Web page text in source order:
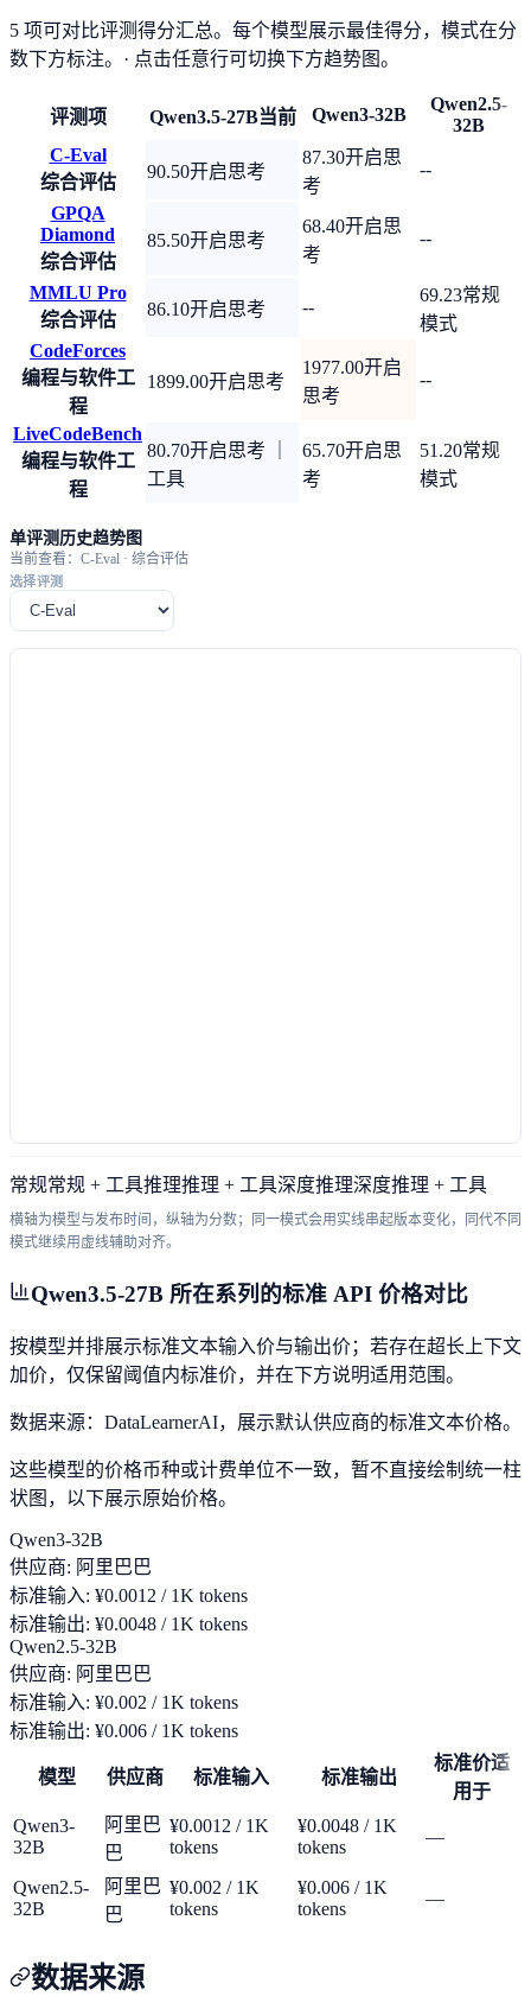
5 项可对比评测得分汇总。每个模型展示最佳得分，模式在分
数下方标注。 · 点击任意行可切换下方趋势图。
评测项 Qwen3.5-27B当前 Qwen3-32B
Qwen2.5-
32B
C-Eval
综合评估
90.50开启思考
87.30开启思
考
--
GPQA
Diamond
综合评估
85.50开启思考
68.40开启思
考
--
MMLU Pro
综合评估
86.10开启思考 --
69.23常规
模式
CodeForces
编程与软件工
程
1899.00开启思考
1977.00开启
思考
--
LiveCodeBench
编程与软件工
程
80.70开启思考 ｜
工具
65.70开启思
考
51.20常规
模式
单评测历史趋势图
当前查看：C-Eval · 综合评估
选择评测
常规常规 + 工具推理推理 + 工具深度推理深度推理 + 工具
横轴为模型与发布时间，纵轴为分数；同一模式会用实线串起版本变化，同代不同
模式继续用虚线辅助对齐。
Qwen3.5-27B 所在系列的标准 API 价格对比
按模型并排展示标准文本输入价与输出价；若存在超长上下文
加价，仅保留阈值内标准价，并在下方说明适用范围。
数据来源：DataLearnerAI，展示默认供应商的标准文本价格。
这些模型的价格币种或计费单位不一致，暂不直接绘制统一柱
状图，以下展示原始价格。
Qwen3-32B
供应商: 阿里巴巴
标准输入: ¥0.0012 / 1K tokens
标准输出: ¥0.0048 / 1K tokens
Qwen2.5-32B
供应商: 阿里巴巴
标准输入: ¥0.002 / 1K tokens
标准输出: ¥0.006 / 1K tokens
模型 供应商 标准输入 标准输出
标准价适
用于
Qwen3-
32B
阿里巴
巴
¥0.0012 / 1K
tokens
¥0.0048 / 1K
tokens
—
Qwen2.5-
32B
阿里巴
巴
¥0.002 / 1K
tokens
¥0.006 / 1K
tokens
—
数据来源